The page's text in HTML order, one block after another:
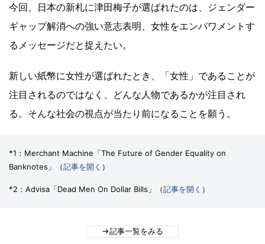
今回、日本の新札に津田梅子が選ばれたのは、ジェンダー
ギャップ解消への強い意志表明、女性をエンパワメントす
るメッセージだと捉えたい。
新しい紙幣に女性が選ばれたとき、「女性」であることが
注目されるのではなく、どんな人物であるかが注目され
る。そんな社会の視点が当たり前になることを願う。
*1：Merchant Machine「The Future of Gender Equality on
Banknotes」（記事を開く ）
*2：Advisa「Dead Men On Dollar Bills」（記事を開く ）
記事一覧をみる